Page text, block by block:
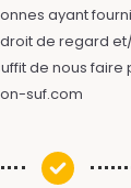
ayant
de regard
de nous faire
suf.com